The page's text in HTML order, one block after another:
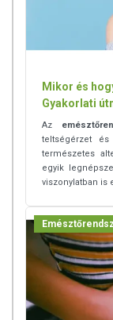
Mikor és
Gyakorlati
Az
teltségérzet
természetes
egyik
viszonylatban is